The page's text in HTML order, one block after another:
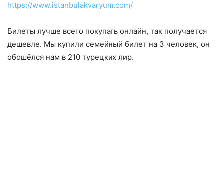
https://www.istanbulakvaryum.com/
Билеты лучше всего покупать онлайн, так получается
дешевле. Мы купили семейный билет на 3 человек, он
обошёлся нам в 210 турецких лир.